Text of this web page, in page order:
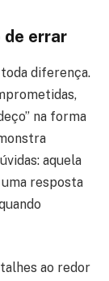
de errar
diferença.
na forma
aquela
resposta
ao redor